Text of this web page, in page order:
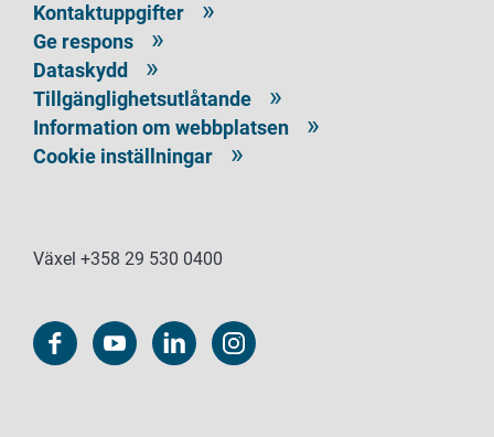
Kontaktuppgifter
Ge respons
Dataskydd
Tillgänglighetsutlåtande
Information om webbplatsen
Cookie inställningar
Växel +358 29 530 0400